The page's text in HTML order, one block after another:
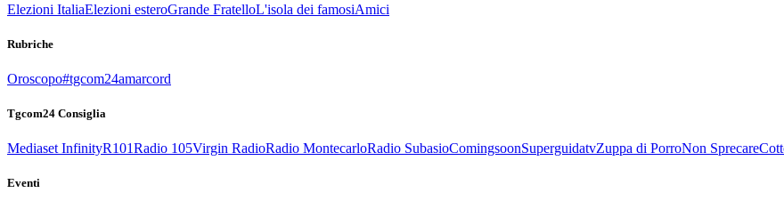
Elezioni ItaliaElezioni esteroGrande FratelloL'isola dei famosiAmici
Rubriche
Oroscopo#tgcom24amarcord
Tgcom24 Consiglia
Mediaset InfinityR101Radio 105Virgin RadioRadio MontecarloRadio SubasioComingsoonSuperguidatvZuppa di PorroNon Sprecare
Eventi